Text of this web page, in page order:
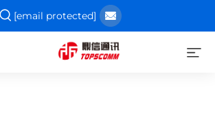
[email protected]